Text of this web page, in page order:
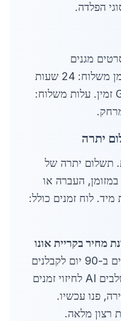
הפלדה.
מגנים
ומשולחת במשאיות כבדות. זמן משלוח: 24 שעות
בתוך אזור המרכז. מעקב GPS זמין. עלות משלוח:
תשלום יתרה של
במזומן, העברה או
מופעלת מיד. לוח זמנים כולל:
מחיר בקריית אונו
תחרותי, עם גמישות לתשלומים ב-90 יום לקבלנים
גדולים. בשנת 2026, אנו משלבים AI לחיזוי זמנים
פנו עכשיו.
רצון מלאה.